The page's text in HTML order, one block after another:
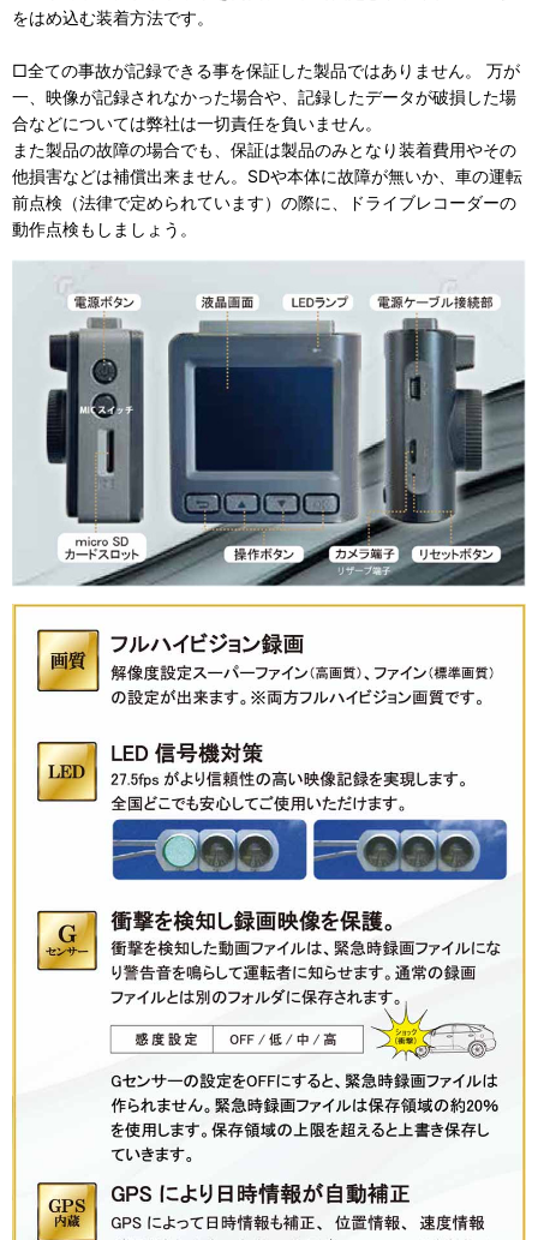
をはめ込む装着方法です。
□全ての事故が記録できる事を保証した製品ではありません。 万が
一、映像が記録されなかった場合や、記録したデータが破損した場
合などについては弊社は一切責任を負いません。
また製品の故障の場合でも、保証は製品のみとなり装着費用やその
他損害などは補償出来ません。SDや本体に故障が無いか、車の運転
前点検（法律で定められています）の際に、ドライブレコーダーの
動作点検もしましょう。